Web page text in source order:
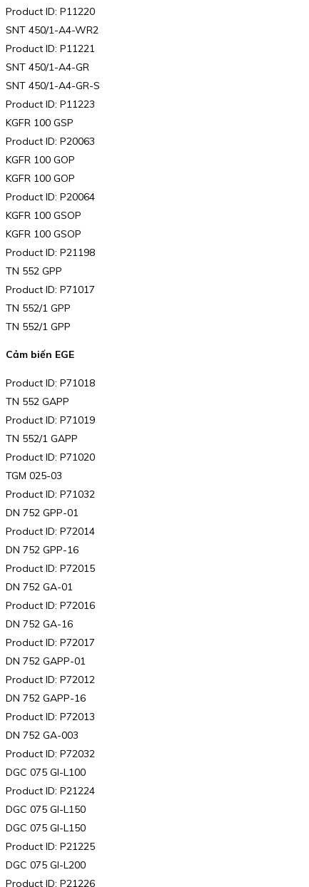
Product ID: P11220
SNT 450/1-A4-WR2
Product ID: P11221
SNT 450/1-A4-GR
SNT 450/1-A4-GR-S
Product ID: P11223
KGFR 100 GSP
Product ID: P20063
KGFR 100 GOP
KGFR 100 GOP
Product ID: P20064
KGFR 100 GSOP
KGFR 100 GSOP
Product ID: P21198
TN 552 GPP
Product ID: P71017
TN 552/1 GPP
TN 552/1 GPP
Cảm biến EGE
Product ID: P71018
TN 552 GAPP
Product ID: P71019
TN 552/1 GAPP
Product ID: P71020
TGM 025-03
Product ID: P71032
DN 752 GPP-01
Product ID: P72014
DN 752 GPP-16
Product ID: P72015
DN 752 GA-01
Product ID: P72016
DN 752 GA-16
Product ID: P72017
DN 752 GAPP-01
Product ID: P72012
DN 752 GAPP-16
Product ID: P72013
DN 752 GA-003
Product ID: P72032
DGC 075 GI-L100
Product ID: P21224
DGC 075 GI-L150
DGC 075 GI-L150
Product ID: P21225
DGC 075 GI-L200
Product ID: P21226